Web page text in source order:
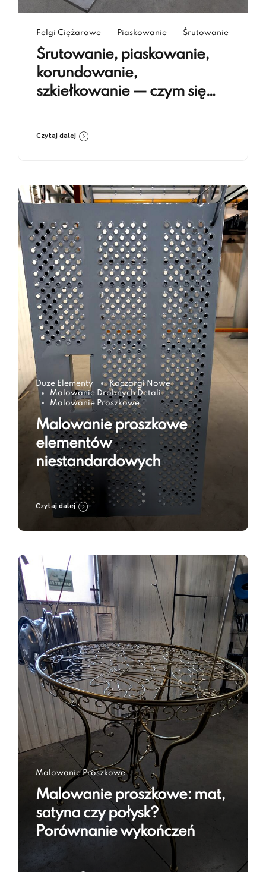
Felgi Ciężarowe Piaskowanie Śrutowanie
Śrutowanie, piaskowanie,
korundowanie,
szkiełkowanie — czym się
Czytaj dalej
Duze Elementy
Koczargi Nowe
Malowanie Drobnych Detali
Malowanie Proszkowe
Malowanie proszkowe
elementów
niestandardowych
Czytaj dalej
Malowanie Proszkowe
Malowanie proszkowe: mat,
satyna czy połysk?
Porównanie wykończeń